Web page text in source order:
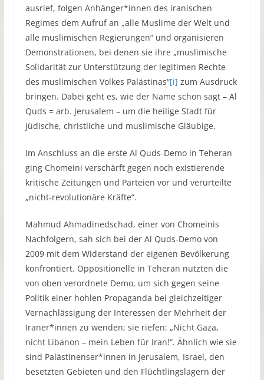
ausrief, folgen Anhänger*innen des iranischen
Regimes dem Aufruf an „alle Muslime der Welt und
alle muslimischen Regierungen“ und organisieren
Demonstrationen, bei denen sie ihre „muslimische
Solidarität zur Unterstützung der legitimen Rechte
des muslimischen Volkes Palästinas“[i] zum Ausdruck
bringen. Dabei geht es, wie der Name schon sagt – Al
Quds = arb. Jerusalem – um die heilige Stadt für
jüdische, christliche und muslimische Gläubige.
Im Anschluss an die erste Al Quds-Demo in Teheran
ging Chomeini verschärft gegen noch existierende
kritische Zeitungen und Parteien vor und verurteilte
„nicht-revolutionäre Kräfte“.
Mahmud Ahmadinedschad, einer von Chomeinis
Nachfolgern, sah sich bei der Al Quds-Demo von
2009 mit dem Widerstand der eigenen Bevölkerung
konfrontiert. Oppositionelle in Teheran nutzten die
von oben verordnete Demo, um sich gegen seine
Politik einer hohlen Propaganda bei gleichzeitiger
Vernachlässigung der Interessen der Mehrheit der
Iraner*innen zu wenden; sie riefen: „Nicht Gaza,
nicht Libanon – mein Leben für Iran!“. Ähnlich wie sie
sind Palästinenser*innen in Jerusalem, Israel, den
besetzten Gebieten und den Flüchtlingslagern der